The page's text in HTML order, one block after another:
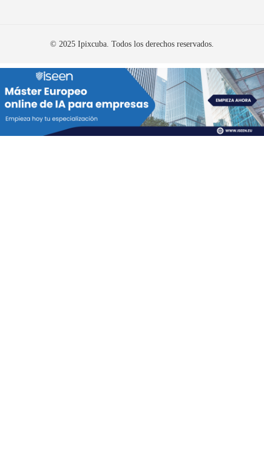
© 2025 Ipixcuba. Todos los derechos reservados.